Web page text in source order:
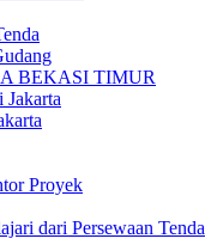
BEKASI TIMUR
Jakarta
Proyek
dari Persewaan Tenda